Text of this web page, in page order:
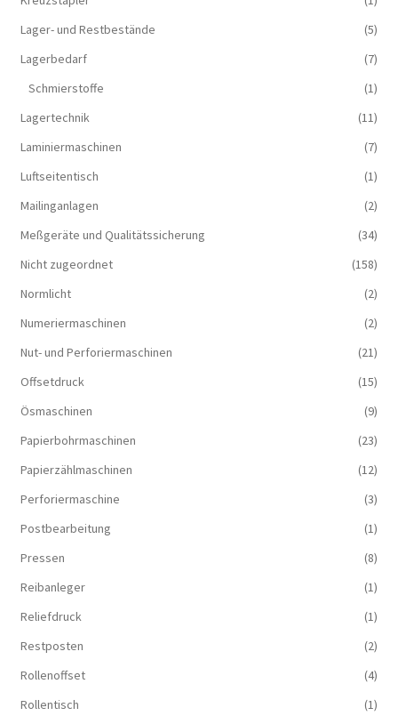
Lager- und Restbestände
(5)
Lagerbedarf
(7)
Schmierstoffe
(1)
Lagertechnik
(11)
Laminiermaschinen
(7)
Luftseitentisch
(1)
Mailinganlagen
(2)
Meßgeräte und Qualitätssicherung
(34)
Nicht zugeordnet
(158)
Normlicht
(2)
Numeriermaschinen
(2)
Nut- und Perforiermaschinen
(21)
Offsetdruck
(15)
Ösmaschinen
(9)
Papierbohrmaschinen
(23)
Papierzählmaschinen
(12)
Perforiermaschine
(3)
Postbearbeitung
(1)
Pressen
(8)
Reibanleger
(1)
Reliefdruck
(1)
Restposten
(2)
Rollenoffset
(4)
Rollentisch
(1)